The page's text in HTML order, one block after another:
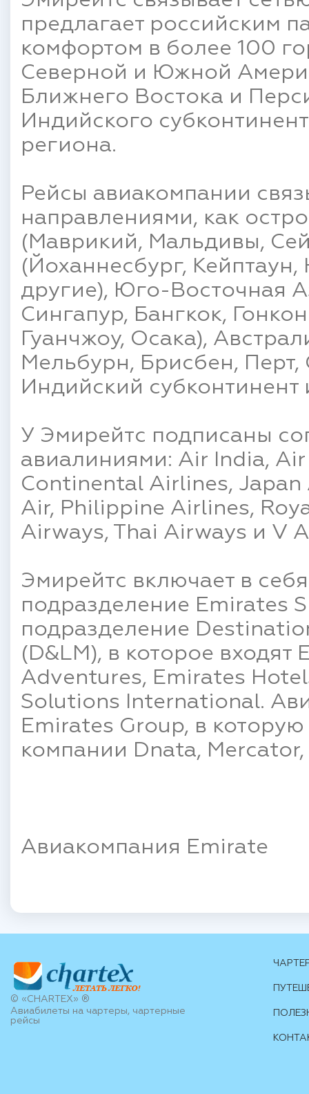
предлагает российским
комфортом в более 100
Северной и Южной
Ближнего Востока и
Индийского
региона.
Рейсы авиакомпании
направлениями, как
(Маврикий, Мальдивы,
(Йоханнесбург,
другие), Юго-Восточная
Сингапур, Бангкок,
Гуанчжоу, Осака),
Мельбурн, Брисбен,
Индийский
У Эмирейтс подписаны
авиалиниями: Air India,
Continental Airlines,
Air, Philippine Airlines,
Airways, Thai Airways и V
Эмирейтс включает в
подразделение Emirates
подразделение
(D&LM), в которое
Adventures, Emirates
Solutions International.
Emirates Group, в
компании Dnata,
Авиакомпания Emirate
© «CHARTEX» ®
Авиабилеты на чартеры, чартерные
рейсы